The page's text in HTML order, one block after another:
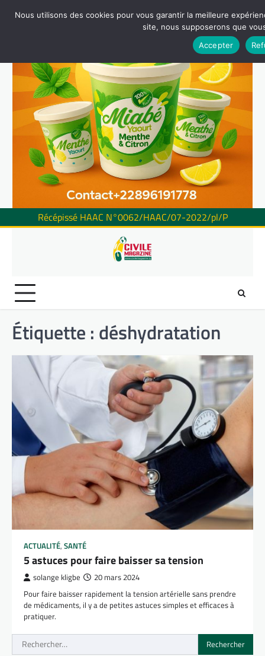
Récépissé HAAC N°0062/HAAC/07-2022/pl/P
Étiquette : déshydratation
ACTUALITÉ, SANTÉ
5 astuces pour faire baisser sa tension
solange kligbe 20 mars 2024
Pour faire baisser rapidement la tension artérielle sans prendre
de médicaments, il y a de petites astuces simples et efficaces à
pratiquer.
Rechercher :
Nous utilisons des cookies pour vous garantir la meilleure
site, nous supposerons que
Accepter